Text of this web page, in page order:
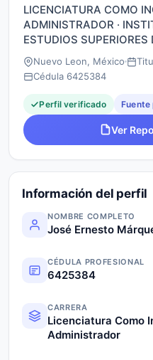
LICENCIATURA COMO
ADMINISTRADOR ·
ESTUDIOS SUPERIORES
Nuevo Leon, México
Cédula 6425384
Perfil verificado Fuente
Ver
Información del perfil
NOMBRE COMPLETO
José Ernesto
CÉDULA PROFESIONAL
6425384
CARRERA
Licenciatura Como
Administrador